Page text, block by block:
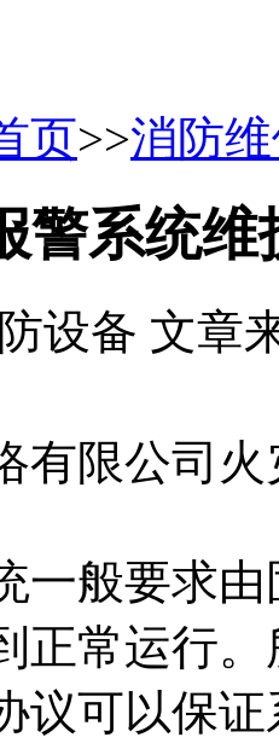
页>>消防
警系统维
设备 文章
有限公司
一般要求
正常运行
议可以保